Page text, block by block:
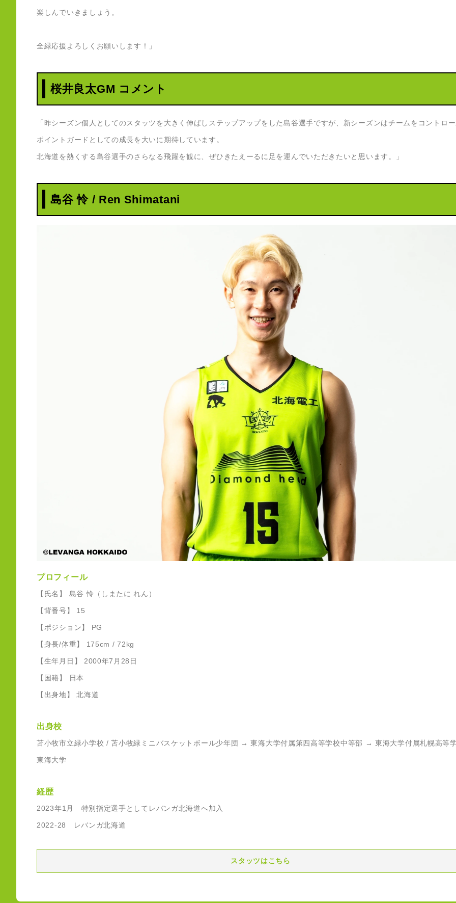
楽しんでいきましょう。
全緑応援よろしくお願いします！」
桜井良太GM コメント
「昨シーズン個人としてのスタッツを大きく伸ばしステップアップをした島谷選手ですが、新シーズンはチームをコントロ
ポイントガードとしての成長を大いに期待しています。
北海道を熱くする島谷選手のさらなる飛躍を観に、ぜひきたえーるに足を運んでいただきたいと思います。」
島谷 怜 / Ren Shimatani
プロフィール
【氏名】 島谷 怜（しまたに れん）
【背番号】 15
【ポジション】 PG
【身長/体重】 175cm / 72kg
【生年月日】 2000年7月28日
【国籍】 日本
【出身地】 北海道
出身校
苫小牧市立緑小学校 / 苫小牧緑ミニバスケットボール少年団 → 東海大学付属第四高等学校中等部 → 東海大学付属札幌高等
東海大学
経歴
2023年1月 特別指定選手としてレバンガ北海道へ加入
2022-28 レバンガ北海道
スタッツはこちら